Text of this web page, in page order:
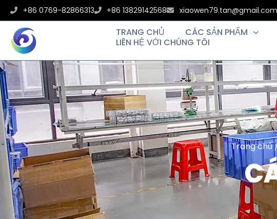
+86 0769-82866313 +86 13829142568 xiaowen79.tan@gmail.com
TRANG CHỦ CÁC SẢN PHẨM
LIÊN HỆ VỚI CHÚNG TÔI
Trang chủ